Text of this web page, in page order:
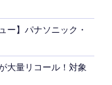
ー】パナソニック・
大量リコール！対象